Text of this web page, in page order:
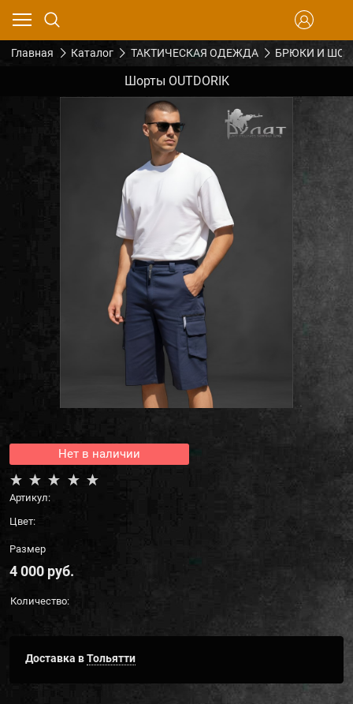
Главная Каталог ТАКТИЧЕСКАЯ ОДЕЖДА БРЮКИ И
Шорты OUTDORIK
Нет в наличии
Артикул:
Цвет:
Размер
4 000 руб.
Количество:
Доставка вТольятти